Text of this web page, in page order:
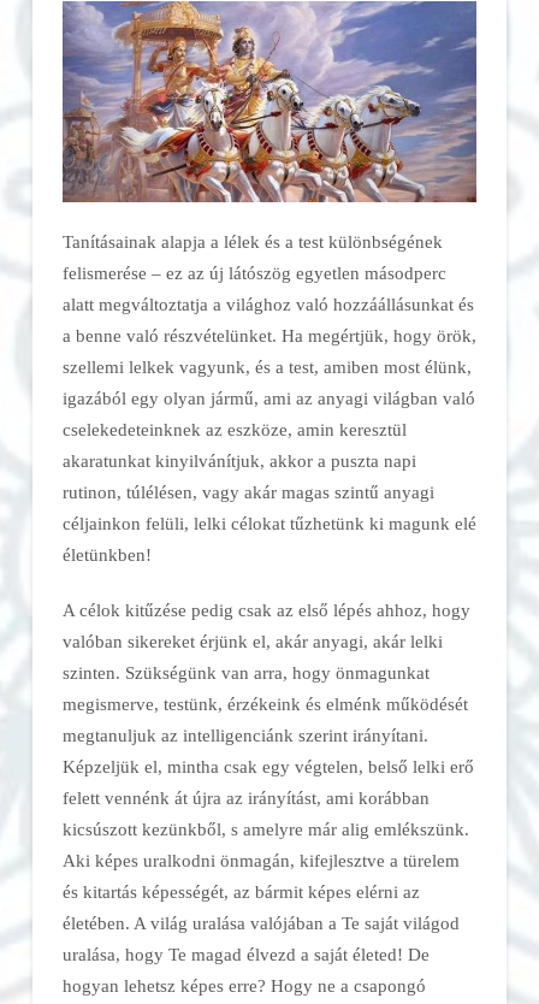
Tanításainak alapja a lélek és a test különbségének
felismerése – ez az új látószög egyetlen másodperc
alatt megváltoztatja a világhoz való hozzáállásunkat és
a benne való részvételünket. Ha megértjük, hogy örök,
szellemi lelkek vagyunk, és a test, amiben most élünk,
igazából egy olyan jármű, ami az anyagi világban való
cselekedeteinknek az eszköze, amin keresztül
akaratunkat kinyilvánítjuk, akkor a puszta napi
rutinon, túlélésen, vagy akár magas szintű anyagi
céljainkon felüli, lelki célokat tűzhetünk ki magunk elé
életünkben!
A célok kitűzése pedig csak az első lépés ahhoz, hogy
valóban sikereket érjünk el, akár anyagi, akár lelki
szinten. Szükségünk van arra, hogy önmagunkat
megismerve, testünk, érzékeink és elménk működését
megtanuljuk az intelligenciánk szerint irányítani.
Képzeljük el, mintha csak egy végtelen, belső lelki erő
felett vennénk át újra az irányítást, ami korábban
kicsúszott kezünkből, s amelyre már alig emlékszünk.
Aki képes uralkodni önmagán, kifejlesztve a türelem
és kitartás képességét, az bármit képes elérni az
életében. A világ uralása valójában a Te saját világod
uralása, hogy Te magad élvezd a saját életed! De
hogyan lehetsz képes erre? Hogy ne a csapongó